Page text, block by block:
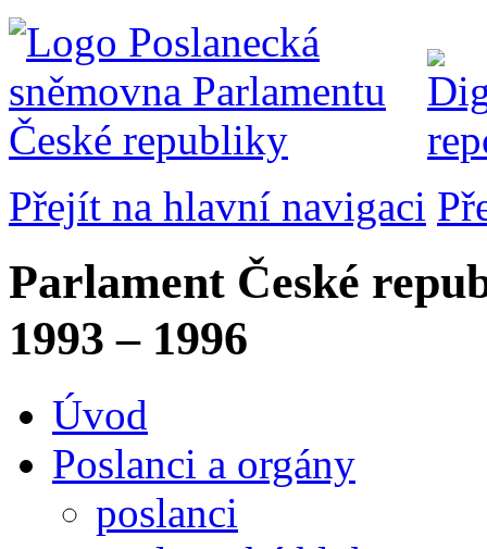
Přejít na hlavní navigaci
Parlament České
1993 – 1996
Úvod
Poslanci a orgány
poslanci